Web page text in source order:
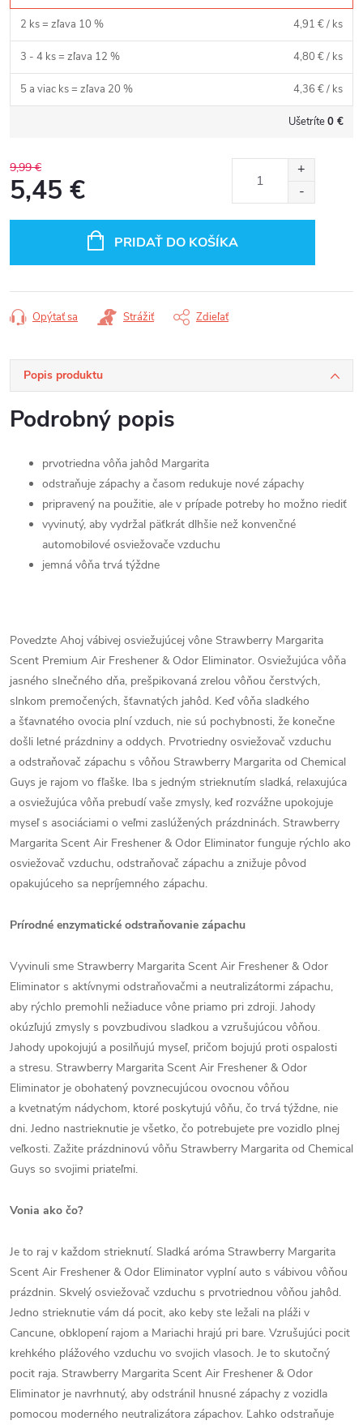
2 ks = zľava 10 % 4,91 €/ ks
3 - 4 ks = zľava 12 % 4,80 €/ ks
5 a viac ks = zľava 20 % 4,36 €/ ks
Ušetríte0 €
9,99 €
5,45 €
PRIDAŤ DO KOŠÍKA
Opýtať sa Strážiť Zdieľať
Popis produktu
Podrobný popis
prvotriedna vôňa jahôd Margarita
odstraňuje zápachy a časom redukuje nové zápachy
pripravený na použitie, ale v prípade potreby ho možno riediť
vyvinutý, aby vydržal päťkrát dlhšie než konvenčné
automobilové osviežovače vzduchu
jemná vôňa trvá týždne
Povedzte Ahoj vábivej osviežujúcej vône Strawberry Margarita
Scent Premium Air Freshener & Odor Eliminator. Osviežujúca vôňa
jasného slnečného dňa, prešpikovaná zrelou vôňou čerstvých,
slnkom premočených, šťavnatých jahôd. Keď vôňa sladkého
a šťavnatého ovocia plní vzduch, nie sú pochybnosti, že konečne
došli letné prázdniny a oddych. Prvotriedny osviežovač vzduchu
a odstraňovač zápachu s vôňou Strawberry Margarita od Chemical
Guys je rajom vo fľaške. Iba s jedným strieknutím sladká, relaxujúca
a osviežujúca vôňa prebudí vaše zmysly, keď rozvážne upokojuje
myseľ s asociáciami o veľmi zaslúžených prázdninách. Strawberry
Margarita Scent Air Freshener & Odor Eliminator funguje rýchlo ako
osviežovač vzduchu, odstraňovač zápachu a znižuje pôvod
opakujúceho sa nepríjemného zápachu.
Prírodné enzymatické odstraňovanie zápachu
Vyvinuli sme Strawberry Margarita Scent Air Freshener & Odor
Eliminator s aktívnymi odstraňovačmi a neutralizátormi zápachu,
aby rýchlo premohli nežiaduce vône priamo pri zdroji. Jahody
okúzľujú zmysly s povzbudivou sladkou a vzrušujúcou vôňou.
Jahody upokojujú a posilňujú myseľ, pričom bojujú proti ospalosti
a stresu. Strawberry Margarita Scent Air Freshener & Odor
Eliminator je obohatený povznecujúcou ovocnou vôňou
a kvetnatým nádychom, ktoré poskytujú vôňu, čo trvá týždne, nie
dni. Jedno nastrieknutie je všetko, čo potrebujete pre vozidlo plnej
veľkosti. Zažite prázdninovú vôňu Strawberry Margarita od Chemical
Guys so svojimi priateľmi.
Vonia ako čo?
Je to raj v každom strieknutí. Sladká aróma Strawberry Margarita
Scent Air Freshener & Odor Eliminator vyplní auto s vábivou vôňou
prázdnin. Skvelý osviežovač vzduchu s prvotriednou vôňou jahôd.
Jedno strieknutie vám dá pocit, ako keby ste ležali na pláži v
Cancune, obklopení rajom a Mariachi hrajú pri bare. Vzrušujúci pocit
krehkého plážového vzduchu vo svojich vlasoch. Je to skutočný
pocit raja. Strawberry Margarita Scent Air Freshener & Odor
Eliminator je navrhnutý, aby odstránil hnusné zápachy z vozidla
pomocou moderného neutralizátora zápachov. Ľahko odstraňuje